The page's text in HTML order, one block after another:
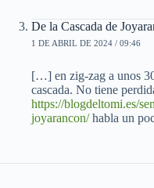
De la Cascada de
1 DE ABRIL DE 2024 / 09:46
[…] en zig-zag a unos
cascada. No tiene
https://blogdeltomi.es/
joyarancon/habla un